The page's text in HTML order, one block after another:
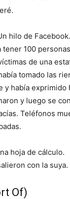
hilo de
100
de una
tomado las
y había exprimido
y luego se
Teléfonos
hoja de cálculo.
con la suya.
Of)